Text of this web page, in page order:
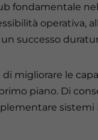
fondamentale
operativa,
successo
migliorare le
piano. Di
sistemi